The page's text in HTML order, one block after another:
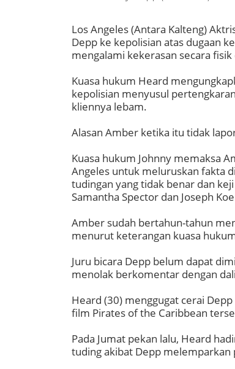
Los Angeles (Antara Kalteng)
Depp ke kepolisian atas dugaan
mengalami kekerasan secara
Kuasa hukum Heard
kepolisian menyusul
kliennya lebam.
Alasan Amber ketika itu tidak
Kuasa hukum Johnny memaksa
Angeles untuk meluruskan fakta
tudingan yang tidak benar dan
Samantha Spector dan Joseph
Amber sudah bertahun-tahun
menurut keterangan kuasa
Juru bicara Depp belum dapat
menolak berkomentar dengan
Heard (30) menggugat cerai
film Pirates of the Caribbean
Pada Jumat pekan lalu, Heard
tuding akibat Depp melemparkan